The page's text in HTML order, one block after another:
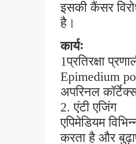
इसकी कैंसर
है।
कार्यः
1प्रतिरक्षा
Epimedium
अपरिनल
2. एंटी एजिंग
एपिमेडियम
करता है और